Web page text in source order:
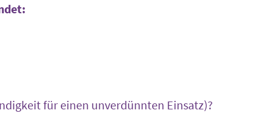
für einen unverdünnten Einsatz)?